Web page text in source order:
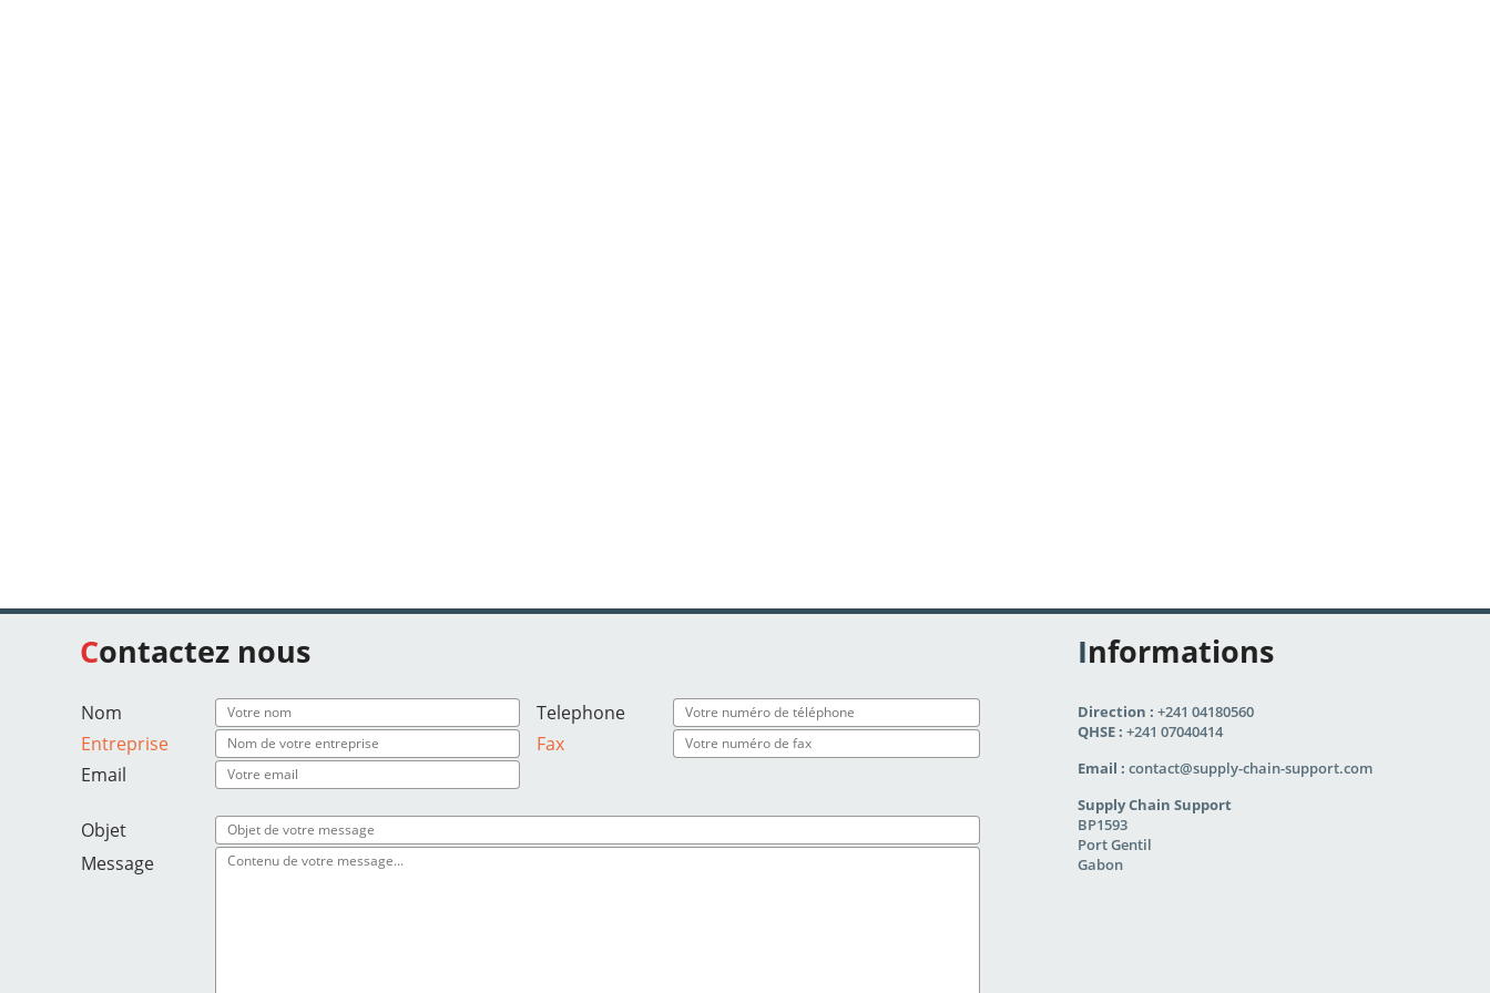
Contactez nous
Nom
Telephone
Entreprise
Fax
Email
Objet
Message
Informations
Direction : +241 04180560
QHSE : +241 07040414
Email : contact@supply-chain-support.com
Supply Chain Support
BP1593
Port Gentil
Gabon